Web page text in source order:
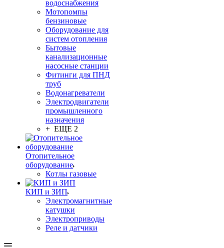
водоснабжения
Мотопомпы
бензиновые
Оборудование для
систем отопления
Бытовые
канализационные
насосные станции
Фитинги для ПНД
труб
Водонагреватели
Электродвигатели
промышленного
назначения
+ ЕЩЕ 2
Отопительное
оборудование
Котлы газовые
КИП и ЗИП
Электромагнитные
катушки
Электроприводы
Реле и датчики